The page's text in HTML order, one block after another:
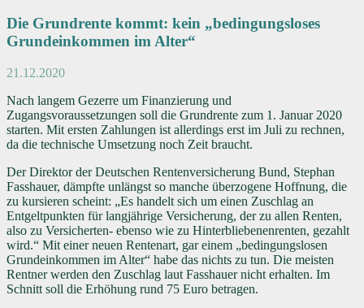
Die Grundrente kommt: kein „bedingungsloses
Grundeinkommen im Alter“
21.12.2020
Nach langem Gezerre um Finanzierung und
Zugangsvoraussetzungen soll die Grundrente zum 1. Januar 2020
starten. Mit ersten Zahlungen ist allerdings erst im Juli zu rechnen,
da die technische Umsetzung noch Zeit braucht.
Der Direktor der Deutschen Rentenversicherung Bund, Stephan
Fasshauer, dämpfte unlängst so manche überzogene Hoffnung, die
zu kursieren scheint: „Es handelt sich um einen Zuschlag an
Entgeltpunkten für langjährige Versicherung, der zu allen Renten,
also zu Versicherten- ebenso wie zu Hinterbliebenenrenten, gezahlt
wird.“ Mit einer neuen Rentenart, gar einem „bedingungslosen
Grundeinkommen im Alter“ habe das nichts zu tun. Die meisten
Rentner werden den Zuschlag laut Fasshauer nicht erhalten. Im
Schnitt soll die Erhöhung rund 75 Euro betragen.